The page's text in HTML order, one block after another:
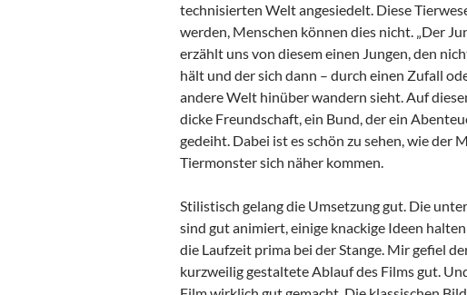
technisierten Welt angesiedelt. Diese
werden, Menschen können dies nicht. „Der
erzählt uns von diesem einen Jungen, den
hält und der sich dann – durch einen Zufall
andere Welt hinüber wandern sieht. Auf
dicke Freundschaft, ein Bund, der ein
gedeiht. Dabei ist es schön zu sehen, wie der
Tiermonster sich näher kommen.
Stilistisch gelang die Umsetzung gut. Die
sind gut animiert, einige knackige Ideen
die Laufzeit prima bei der Stange. Mir gefiel
kurzweilig gestaltete Ablauf des Films gut.